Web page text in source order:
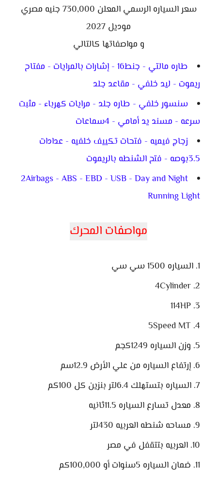
سعر السياره الرسمي المعلن 730,000 جنيه مصري
موديل 2027
و مواصفاتها كالتالي
طاره مالتي - جنط16 - إشارات بالمرايات - مفتاح
ريموت - ليد خلفي - مقاعد جلد
سنسور خلفي - طاره جلد - مرايات كهرباء - مثبت
سرعه - مسند يد أمامي - 4سماعات
زجاج فيميه - فتحات تكييف خلفيه - عدادات
3.5بوصه - فتح الشنطه بالريموت
2Airbags - ABS - EBD - USB - Day and Night
Running Light
مواصفات المحرك
السياره 1500 سي سي
4Cylinder
114HP
5Speed MT
وزن السياره 1249كجم
إرتفاع السياره من علي الأرض 12.9سم
السياره بتستهلك 6.4لتر بنزين كل 100كم
معدل تسارع السياره 11.5ثانيه
مساحه شنطه العربيه 430لتر
العربيه بتتقفل في مصر
ضمان السياره 5سنوات أو 100,000كم